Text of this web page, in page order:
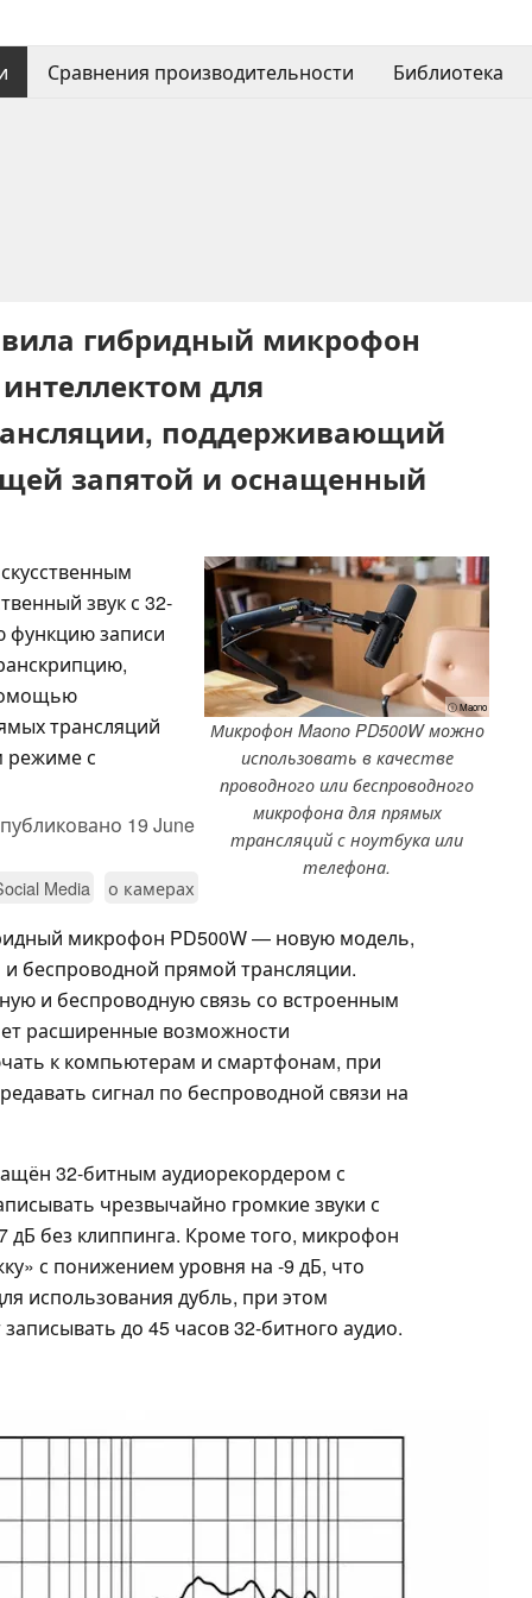
Сравнения производительности Библиотека
гибридный микрофон
для
поддерживающий
запятой и оснащенный
ⓘ Maono
Микрофон Maono PD500W можно
использовать в качестве
проводного или беспроводного
микрофона для прямых
трансляций с ноутбука или
телефона.
звук с 32-
функцию записи
трансляций
режиме с
19 June
Media о камерах
микрофон PD500W — новую модель,
беспроводной прямой трансляции.
и беспроводную связь со встроенным
расширенные возможности
к компьютерам и смартфонам, при
сигнал по беспроводной связи на
32-битным аудиорекордером с
чрезвычайно громкие звуки с
дБ без клиппинга. Кроме того, микрофон
с понижением уровня на -9 дБ, что
использования дубль, при этом
до 45 часов 32-битного аудио.